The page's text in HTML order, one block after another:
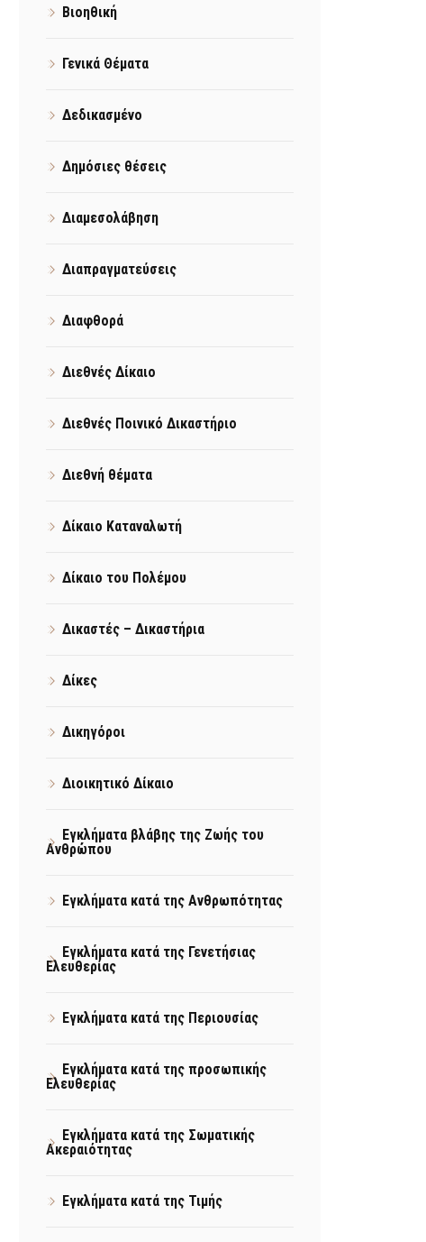
Βιοηθική
Γενικά Θέματα
Δεδικασμένο
Δημόσιες θέσεις
Διαμεσολάβηση
Διαπραγματεύσεις
Διαφθορά
Διεθνές Δίκαιο
Διεθνές Ποινικό Δικαστήριο
Διεθνή θέματα
Δίκαιο Καταναλωτή
Δίκαιο του Πολέμου
Δικαστές – Δικαστήρια
Δίκες
Δικηγόροι
Διοικητικό Δίκαιο
Εγκλήματα βλάβης της Ζωής του
Ανθρώπου
Εγκλήματα κατά της Ανθρωπότητας
Εγκλήματα κατά της Γενετήσιας
Ελευθερίας
Εγκλήματα κατά της Περιουσίας
Εγκλήματα κατά της προσωπικής
Ελευθερίας
Εγκλήματα κατά της Σωματικής
Ακεραιότητας
Εγκλήματα κατά της Τιμής